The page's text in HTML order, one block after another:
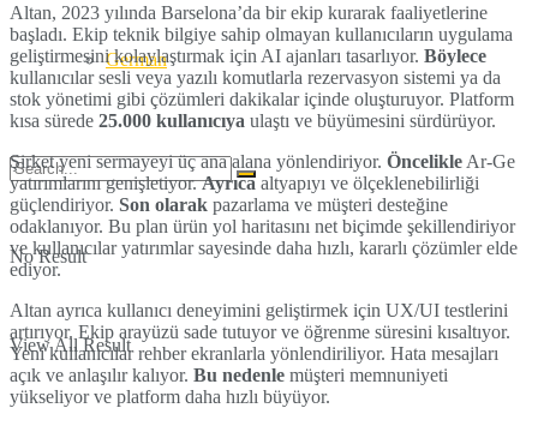
German
No Result
View All Result
Altan, 2023 yılında Barselona’da bir ekip kurarak faaliyetlerine
başladı. Ekip teknik bilgiye sahip olmayan kullanıcıların uygulama
geliştirmesini kolaylaştırmak için AI ajanları tasarlıyor. Böylece
kullanıcılar sesli veya yazılı komutlarla rezervasyon sistemi ya da
stok yönetimi gibi çözümleri dakikalar içinde oluşturuyor. Platform
kısa sürede 25.000 kullanıcıya ulaştı ve büyümesini sürdürüyor.
Şirket yeni sermayeyi üç ana alana yönlendiriyor. Öncelikle Ar-Ge
yatırımlarını genişletiyor.Ayrıca altyapıyı ve ölçeklenebilirliği
güçlendiriyor. Son olarak pazarlama ve müşteri desteğine
odaklanıyor. Bu plan ürün yol haritasını net biçimde şekillendiriyor
ve kullanıcılar yatırımlar sayesinde daha hızlı, kararlı çözümler elde
ediyor.
Altan ayrıca kullanıcı deneyimini geliştirmek için UX/UI testlerini
artırıyor. Ekip arayüzü sade tutuyor ve öğrenme süresini kısaltıyor.
Yeni kullanıcılar rehber ekranlarla yönlendiriliyor. Hata mesajları
açık ve anlaşılır kalıyor. Bu nedenle müşteri memnuniyeti
yükseliyor ve platform daha hızlı büyüyor.